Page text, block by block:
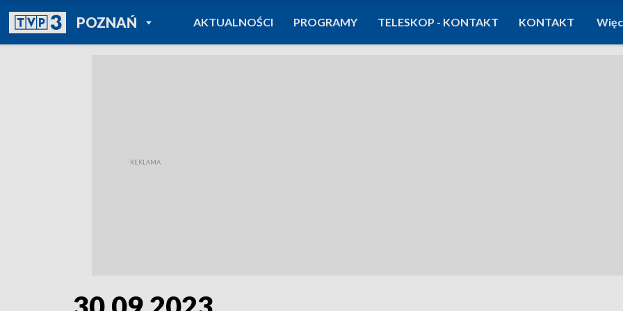
POZNAŃPOWRÓT DO
TVP REGIONY
AKTUALNOŚCI PROGRAMY TELESKOP - KONTAKT KONTAKT